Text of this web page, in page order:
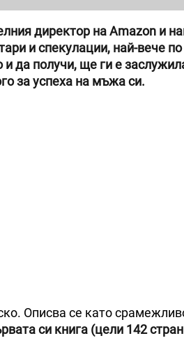
директор на Amazon и
и спекулации, най-вече
и да получи, ще ги е
за успеха на мъжа си.
Описва се като
си книга (цели 142